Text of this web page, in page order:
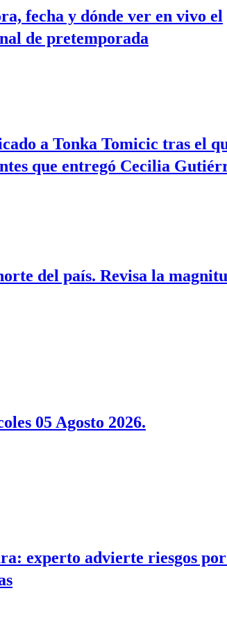
fecha y dónde ver en vivo el
de pretemporada
a Tonka Tomicic tras el
que entregó Cecilia
del país. Revisa la
05 Agosto 2026.
experto advierte riesgos